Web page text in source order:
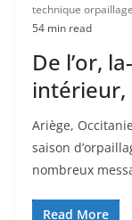
technique orpaillage
54 min read
De l’or,
intérieur,
Ariège,
saison
nombreux
Read More